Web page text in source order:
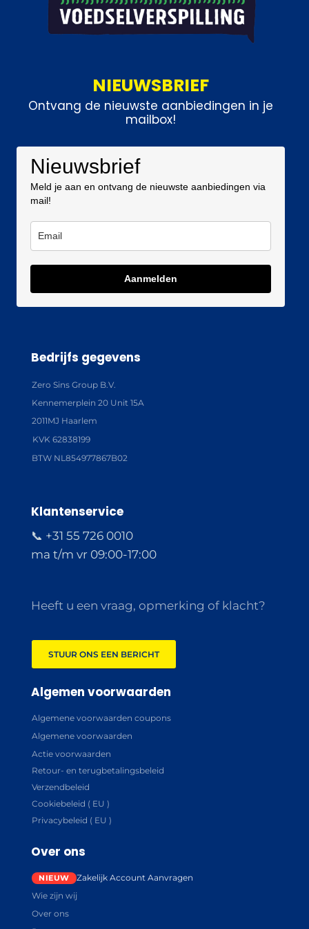
NIEUWSBRIEF
Ontvang de nieuwste aanbiedingen in je
mailbox!
Nieuwsbrief
Meld je aan en ontvang de nieuwste aanbiedingen via
mail!
Aanmelden
Bedrijfs gegevens
Zero Sins Group B.V.
Kennemerplein 20 Unit 15A
2011MJ Haarlem
KVK 62838199
BTW NL854977867B02
Klantenservice
📞 +31 55 726 0010
ma t/m vr 09:00-17:00
Heeft u een vraag, opmerking of klacht?
STUUR ONS EEN BERICHT
Algemen voorwaarden
Algemene voorwaarden coupons
Algemene voorwaarden
Actie voorwaarden
Retour- en terugbetalingsbeleid
Verzendbeleid
Cookiebeleid ( EU )
Privacybeleid ( EU )
Over ons
Zakelijk Account Aanvragen
Wie zijn wij
Over ons